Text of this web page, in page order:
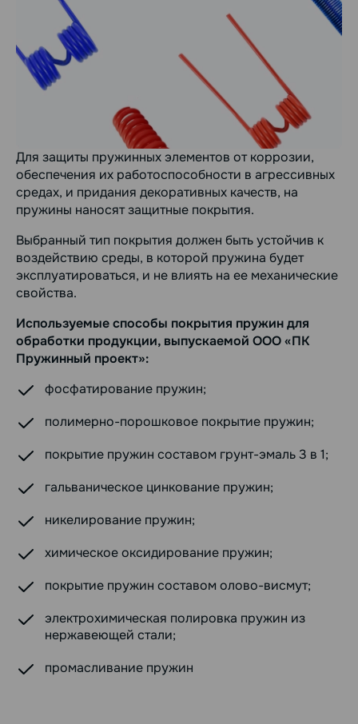
Для защиты пружинных элементов от коррозии,
обеспечения их работоспособности в агрессивных
средах, и придания декоративных качеств, на
пружины наносят защитные покрытия.
Выбранный тип покрытия должен быть устойчив к
воздействию среды, в которой пружина будет
эксплуатироваться, и не влиять на ее механические
свойства.
Используемые способы покрытия пружин для
обработки продукции, выпускаемой ООО «ПК
Пружинный проект»:
фосфатирование пружин;
полимерно-порошковое покрытие пружин;
покрытие пружин составом грунт-эмаль 3 в 1;
гальваническое цинкование пружин;
никелирование пружин;
химическое оксидирование пружин;
покрытие пружин составом олово-висмут;
электрохимическая полировка пружин из
нержавеющей стали;
промасливание пружин